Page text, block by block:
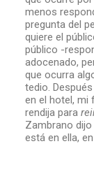
menos
pregunta del
quiere el
público -
adocenado,
que ocurra
tedio.
en el hotel, mi
rendija para
Zambrano
está en ella,